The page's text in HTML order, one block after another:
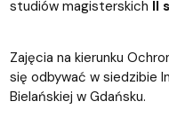
studiów magisterskich II
Zajęcia na kierunku
się odbywać w siedzibie
Bielańskiej w Gdańsku.